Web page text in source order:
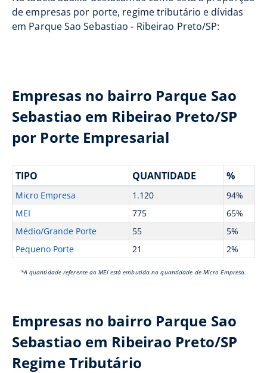
de empresas por porte, regime tributário e dívidas
em Parque Sao Sebastiao - Ribeirao Preto/SP:
Empresas no bairro Parque Sao
Sebastiao em Ribeirao Preto/SP
por Porte Empresarial
TIPO QUANTIDADE %
Micro Empresa 1.120
94%
MEI
775
65%
Médio/Grande Porte
55
5%
Pequeno Porte
21 2%
*A quantidade referente ao MEI está embutida na quantidade de Micro Empresa.
Empresas no bairro Parque Sao
Sebastiao em Ribeirao Preto/SP
Regime Tributário